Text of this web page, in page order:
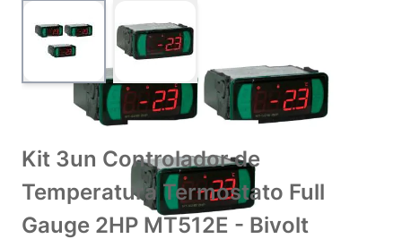
Kit 3un Controlador de
Temperatura Termostato Full
Gauge 2HP MT512E - Bivolt